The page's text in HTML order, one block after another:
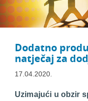
Dodatno
natječaj za
17.04.2020.
Uzimajući u obzir